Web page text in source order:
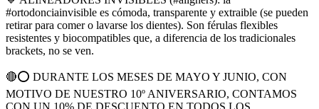
#ortodonciainvisible es cómoda, transparente y extraible (se pueden
retirar para comer o lavarse los dientes). Son férulas flexibles
resistentes y biocompatibles que, a diferencia de los tradicionales
brackets, no se ven.
🔴⭕ DURANTE LOS MESES DE MAYO Y JUNIO, CON
MOTIVO DE NUESTRO 10º ANIVERSARIO, CONTAMOS
CON UN 10% DE DESCUENTO EN TODOS LOS